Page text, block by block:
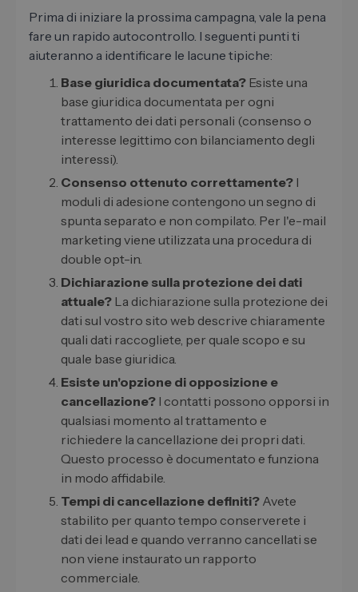
Prima di iniziare la prossima campagna, vale la pena
fare un rapido autocontrollo. I seguenti punti ti
aiuteranno a identificare le lacune tipiche:
Base giuridica documentata? Esiste una
base giuridica documentata per ogni
trattamento dei dati personali (consenso o
interesse legittimo con bilanciamento degli
interessi).
Consenso ottenuto correttamente? I
moduli di adesione contengono un segno di
spunta separato e non compilato. Per l'e-mail
marketing viene utilizzata una procedura di
double opt-in.
Dichiarazione sulla protezione dei dati
attuale? La dichiarazione sulla protezione dei
dati sul vostro sito web descrive chiaramente
quali dati raccogliete, per quale scopo e su
quale base giuridica.
Esiste un'opzione di opposizione e
cancellazione? I contatti possono opporsi in
qualsiasi momento al trattamento e
richiedere la cancellazione dei propri dati.
Questo processo è documentato e funziona
in modo affidabile.
Tempi di cancellazione definiti? Avete
stabilito per quanto tempo conserverete i
dati dei lead e quando verranno cancellati se
non viene instaurato un rapporto
commerciale.